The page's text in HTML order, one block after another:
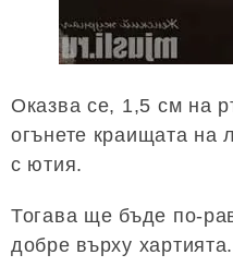
Оказва се, 1,5 см на
огънете краищата на
с ютия.
Тогава ще бъде по-
добре върху хартията.